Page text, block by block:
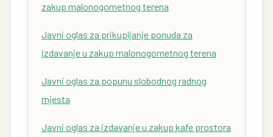
zakup malonogometnog terena
Javni oglas za prikupljanje ponuda za
izdavanje u zakup malonogometnog terena
Javni oglas za popunu slobodnog radnog
mjesta
Javni oglas za izdavanje u zakup kafe prostora